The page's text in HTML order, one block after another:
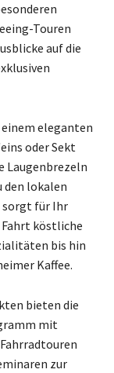
Touren
auf die
eleganten
oder Sekt
Laugenbrezeln
den lokalen
sorgt für Ihr
Fahrt köstliche
bis hin
Kaffee.
bieten die
mit
zur